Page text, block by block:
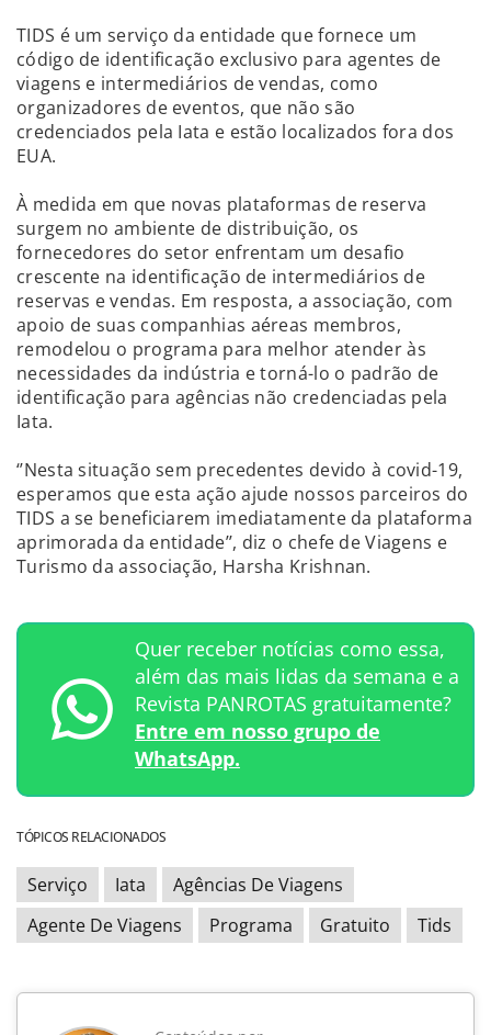
TIDS é um serviço da entidade que fornece um
código de identificação exclusivo para agentes de
viagens e intermediários de vendas, como
organizadores de eventos, que não são
credenciados pela Iata e estão localizados fora dos
EUA.
À medida em que novas plataformas de reserva
surgem no ambiente de distribuição, os
fornecedores do setor enfrentam um desafio
crescente na identificação de intermediários de
reservas e vendas. Em resposta, a associação, com
apoio de suas companhias aéreas membros,
remodelou o programa para melhor atender às
necessidades da indústria e torná-lo o padrão de
identificação para agências não credenciadas pela
Iata.
‘’Nesta situação sem precedentes devido à covid-19,
esperamos que esta ação ajude nossos parceiros do
TIDS a se beneficiarem imediatamente da plataforma
aprimorada da entidade’’, diz o chefe de Viagens e
Turismo da associação, Harsha Krishnan.
Quer receber notícias como essa,
além das mais lidas da semana e a
Revista PANROTAS gratuitamente?
Entre em nosso grupo de
WhatsApp.
TÓPICOS RELACIONADOS
Serviço Iata
Agências De Viagens
Agente De Viagens
Programa Gratuito Tids